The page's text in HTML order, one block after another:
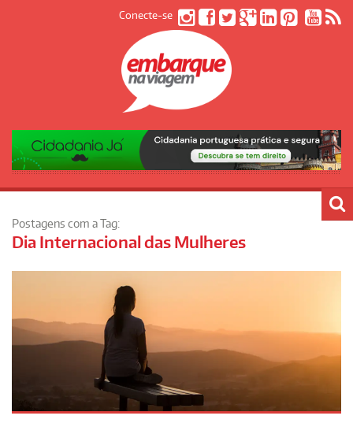
Conecte-se
Postagens com a Tag:
Dia Internacional das Mulheres